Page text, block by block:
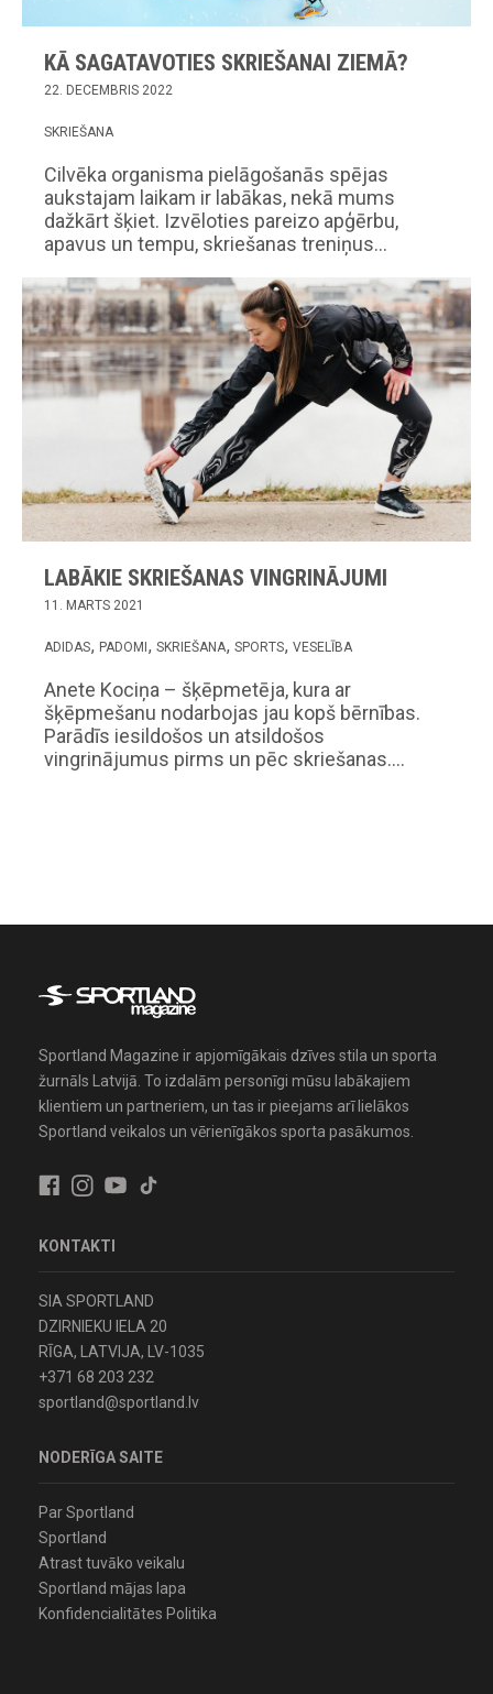
KĀ SAGATAVOTIES SKRIEŠANAI ZIEMĀ?
22. DECEMBRIS 2022
SKRIEŠANA
Cilvēka organisma pielāgošanās spējas
aukstajam laikam ir labākas, nekā mums
dažkārt šķiet. Izvēloties pareizo apģērbu,
apavus un tempu, skriešanas treniņus…
LABĀKIE SKRIEŠANAS VINGRINĀJUMI
11. MARTS 2021
ADIDAS PADOMI SKRIEŠANA SPORTS VESELĪBA
Anete Kociņa – šķēpmetēja, kura ar
šķēpmešanu nodarbojas jau kopš bērnības.
Parādīs iesildošos un atsildošos
vingrinājumus pirms un pēc skriešanas.…
Sportland Magazine ir apjomīgākais dzīves stila un sporta
žurnāls Latvijā. To izdalām personīgi mūsu labākajiem
klientiem un partneriem, un tas ir pieejams arī lielākos
Sportland veikalos un vērienīgākos sporta pasākumos.
KONTAKTI
SIA SPORTLAND
DZIRNIEKU IELA 20
RĪGA, LATVIJA, LV-1035
+371 68 203 232
sportland@sportland.lv
NODERĪGA SAITE
Par Sportland
Sportland
Atrast tuvāko veikalu
Sportland mājas lapa
Konfidencialitātes Politika